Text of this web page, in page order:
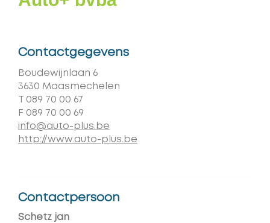
Contactgegevens
Adres
Boudewijnlaan 6
,3630 Maasmechelen
T 089 70 00 67
F 089 70 00 69
E-
mail
info@auto-plus.be
Website
http://www.auto-plus.be
Contactpersoon
Schetz jan